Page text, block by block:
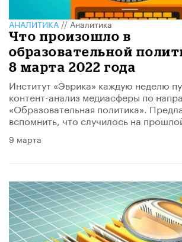
АНАЛИТИКА//Аналитика
Что произошло в
образовательной
8 марта 2022 года
Институт «Эврика» каждую неделю
контент-анализ медиасферы по
«Образовательная политика».
вспомнить, что случилось на
9 марта